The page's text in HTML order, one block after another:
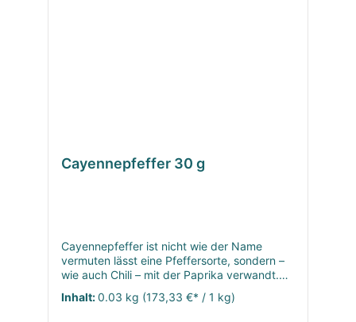
Cayennepfeffer 30 g
Cayennepfeffer ist nicht wie der Name
vermuten lässt eine Pfeffersorte, sondern –
wie auch Chili – mit der Paprika verwandt.
Korrekter wäre es demnach eigentlich, von
der Chilisorte Cayenne zu sprechen. Die
Inhalt:0.03 kg (173,33 €* / 1 kg)